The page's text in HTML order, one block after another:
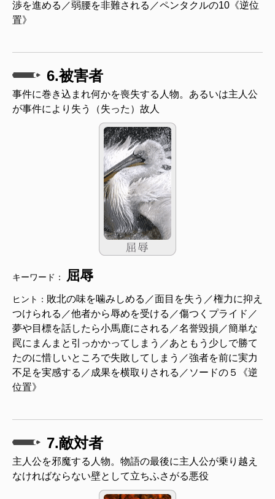
渉を進める／弱腰を非難される／ペンタクルの10《逆位
置》
6.被害者
事件に巻き込まれ何かを喪失する人物。あるいは主人公
が事件により失う（失った）故人
キーワード： 屈辱
ヒント： 敗北の味を噛みしめる／面目を失う／権力に抑え
つけられる／他者から辱めを受ける／傷つくプライド／
夢や目標を話したら小馬鹿にされる／名誉毀損／簡単な
罠にまんまと引っかかってしまう／あともう少しで勝て
たのに惜しいところで失敗してしまう／強者を前に実力
不足を実感する／成果を横取りされる／ソードの５《逆
位置》
7.敵対者
主人公を邪魔する人物。物語の最後に主人公が乗り越え
なければならない壁として立ちふさがる悪役